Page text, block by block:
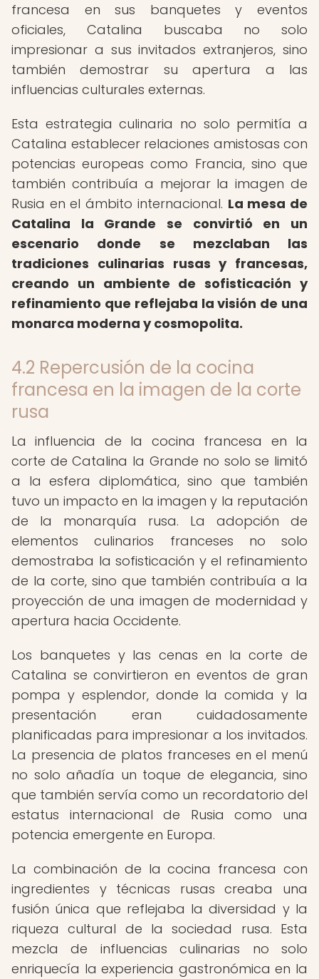
francesa en sus banquetes y eventos
oficiales, Catalina buscaba no solo
impresionar a sus invitados extranjeros, sino
también demostrar su apertura a las
influencias culturales externas.
Esta estrategia culinaria no solo permitía a
Catalina establecer relaciones amistosas con
potencias europeas como Francia, sino que
también contribuía a mejorar la imagen de
Rusia en el ámbito internacional. La mesa de
Catalina la Grande se convirtió en un
escenario donde se mezclaban las
tradiciones culinarias rusas y francesas,
creando un ambiente de sofisticación y
refinamiento que reflejaba la visión de una
monarca moderna y cosmopolita.
4.2 Repercusión de la cocina
francesa en la imagen de la corte
rusa
La influencia de la cocina francesa en la
corte de Catalina la Grande no solo se limitó
a la esfera diplomática, sino que también
tuvo un impacto en la imagen y la reputación
de la monarquía rusa. La adopción de
elementos culinarios franceses no solo
demostraba la sofisticación y el refinamiento
de la corte, sino que también contribuía a la
proyección de una imagen de modernidad y
apertura hacia Occidente.
Los banquetes y las cenas en la corte de
Catalina se convirtieron en eventos de gran
pompa y esplendor, donde la comida y la
presentación eran cuidadosamente
planificadas para impresionar a los invitados.
La presencia de platos franceses en el menú
no solo añadía un toque de elegancia, sino
que también servía como un recordatorio del
estatus internacional de Rusia como una
potencia emergente en Europa.
La combinación de la cocina francesa con
ingredientes y técnicas rusas creaba una
fusión única que reflejaba la diversidad y la
riqueza cultural de la sociedad rusa. Esta
mezcla de influencias culinarias no solo
enriquecía la experiencia gastronómica en la